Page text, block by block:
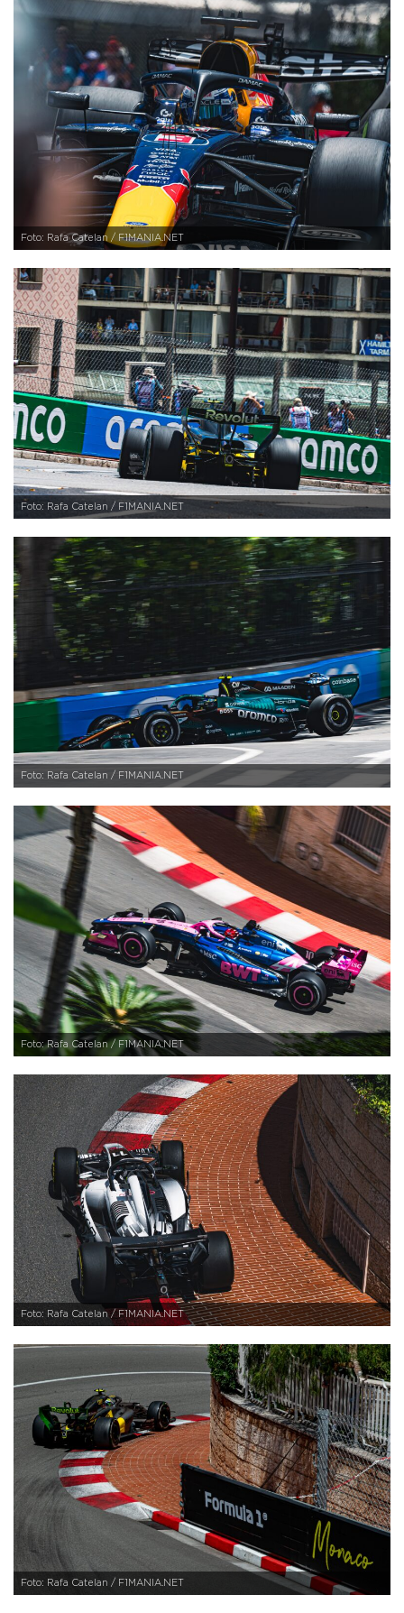
Foto: Rafa Catelan / F1MANIA.NET
Foto: Rafa Catelan / F1MANIA.NET
Foto: Rafa Catelan / F1MANIA.NET
Foto: Rafa Catelan / F1MANIA.NET
Foto: Rafa Catelan / F1MANIA.NET
Foto: Rafa Catelan / F1MANIA.NET